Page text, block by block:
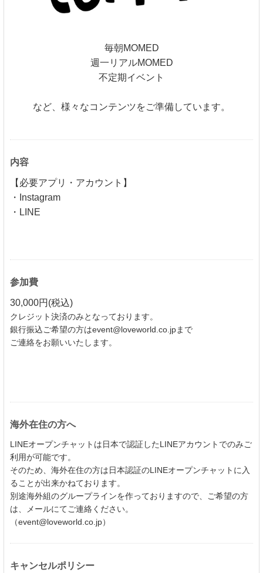
毎朝MOMED
週一リアルMOMED
不定期イベント
など、様々なコンテンツをご準備しています。
内容
【必要アプリ・アカウント】
・Instagram
・LINE
参加費
30,000円(税込)
クレジット決済のみとなっております。
銀行振込ご希望の方はevent@loveworld.co.jpまで
ご連絡をお願いいたします。
海外在住の方へ
LINEオープンチャットは日本で認証したLINEアカウントでのみご
利用が可能です。
そのため、海外在住の方は日本認証のLINEオープンチャットに入
ることが出来かねております。
別途海外組のグループラインを作っておりますので、ご希望の方
は、メールにてご連絡ください。
（event@loveworld.co.jp）
キャンセルポリシー